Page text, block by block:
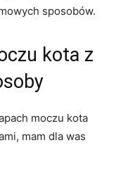
sposobów.
kota z
moczu kota
mam dla was